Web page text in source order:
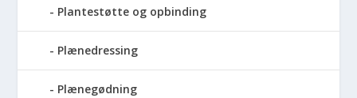
Plantestøtte og opbinding
Plænedressing
Plænegødning